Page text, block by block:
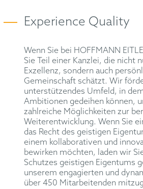
Experience Quality
Wenn Sie bei HOFFMANN
Sie Teil einer Kanzlei, die nicht
Exzellenz, sondern auch
Gemeinschaft schätzt. Wir
unterstützendes Umfeld, in
Ambitionen gedeihen können,
zahlreiche Möglichkeiten zur
Weiterentwicklung. Wenn Sie
das Recht des geistigen
einem kollaborativen und
bewirken möchten, laden wir
Schutzes geistigen Eigentums
unserem engagierten und
über 450 Mitarbeitenden